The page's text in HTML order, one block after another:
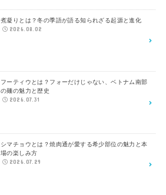
煮凝りとは？冬の季語が語る知られざる起源と進化
2026.08.02
フーティウとは？フォーだけじゃない、ベトナム南部
の麺の魅力と歴史
2026.07.31
シマチョウとは？焼肉通が愛する希少部位の魅力と本
場の楽しみ方
2026.07.29